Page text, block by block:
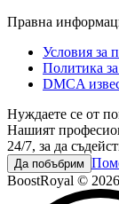
Правна
Условия за
Политика
DMCA
Нуждаете се от
Нашият
24/7, за да
Да побъбрим
BoostRoyal ©